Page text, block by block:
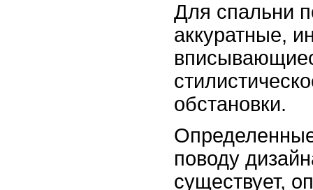
Для спальни
аккуратные,
обстановки.
поводу
существует,